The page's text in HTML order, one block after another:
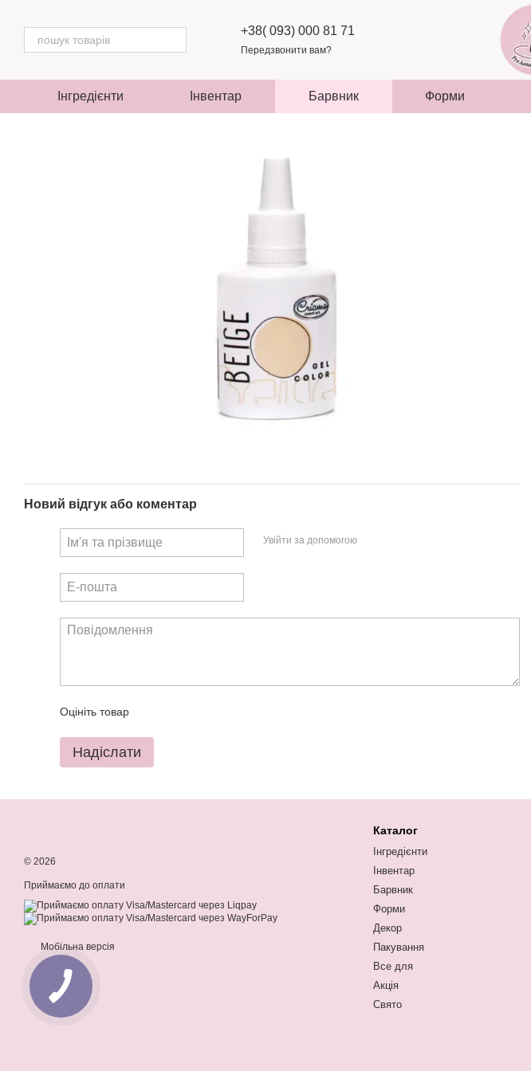
+38( 093) 000 81 71
Передзвонити вам?
Інгредієнти Інвентар Барвник Форми
Новий відгук або коментар
Увійти за допомогою
Оцініть товар
Надіслати
© 2026
Приймаємо до оплати
Мобільна версія
Каталог
Інгредієнти
Інвентар
Барвник
Форми
Декор
Пакування
Все для
Акція
Свято